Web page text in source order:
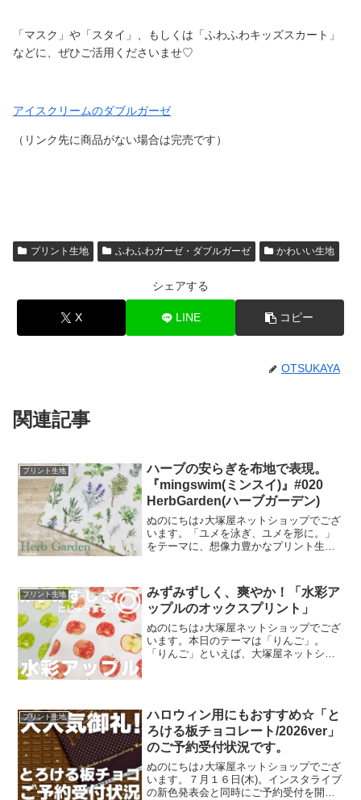
「マスク」や「スタイ」、もしくは「ふわふわキッズスカート」
などに、ぜひご活用くださいませ♡
アイスクリームのダブルガーゼ
（リンク先に商品がない場合は完売です）
プリント生地 ふわふわガーゼ・ダブルガーゼ かわいい生地
シェアする
X LINE コピー
OTSUKAYA
関連記事
プリント生地
ハーブの安らぎを布地で表現。
『mingswim(ミンスイ)』#020
HerbGarden(ハーブガーデン)
ぬのにちは♪大塚屋ネットショップでござ
います。「ユメを泳ぎ、ユメを形に。」
をテーマに、想像力豊かなプリント生地
集ページよりご覧いただけます。＼
mingswi
プリント生地
みずみずしく、爽やか！「水彩ア
ップルのオックスプリント」
ぬのにちは♪大塚屋ネットショップでござ
います。本日のテーマは「りんご」。
「りんご」といえば、大塚屋ネットショ
プリント生地
ハロウィン用にもおすすめ☆「と
ろける板チョコレート/2026ver」
のご予約受付状況です。
ぬのにちは♪大塚屋ネットショップでござ
います。７月１６日(木)。インスタライブ
の新色発表会と同時にご予約受付を開始